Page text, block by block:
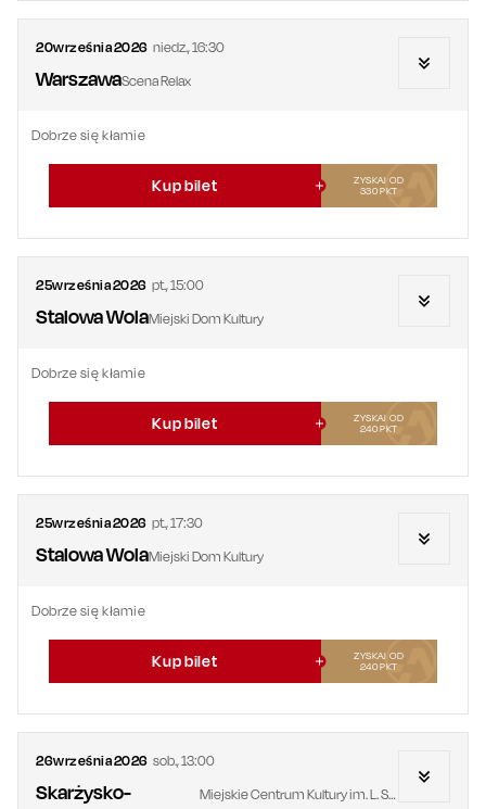
20września2026 niedz.,16:30
WarszawaScena Relax
Dobrze się kłamie
Kup bilet
ZYSKAJ OD
330PKT
25września2026 pt.,15:00
Stalowa WolaMiejski Dom Kultury
Dobrze się kłamie
Kup bilet
ZYSKAJ OD
240PKT
25września2026 pt.,17:30
Stalowa WolaMiejski Dom Kultury
Dobrze się kłamie
Kup bilet
ZYSKAJ OD
240PKT
26września2026 sob.,13:00
Skarżysko-
Miejskie Centrum Kultury im. L. Staffa